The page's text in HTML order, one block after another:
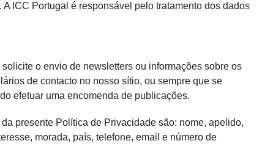
ICC Portugal é responsável pelo tratamento dos dados
o envio de newsletters ou informações sobre os
de contacto no nosso sítio, ou sempre que se
efetuar uma encomenda de publicações.
presente Política de Privacidade são: nome, apelido,
morada, país, telefone, email e número de